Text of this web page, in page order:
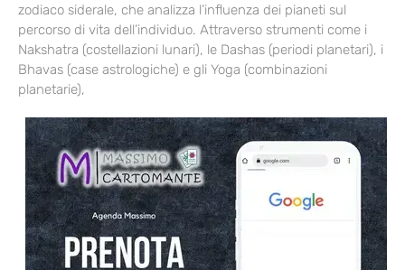
zodiaco siderale, che analizza l’influenza dei pianeti sul
percorso di vita dell’individuo. Attraverso strumenti come i
Nakshatra (costellazioni lunari), le Dashas (periodi planetari), i
Bhavas (case astrologiche) e gli Yoga (combinazioni
planetarie),